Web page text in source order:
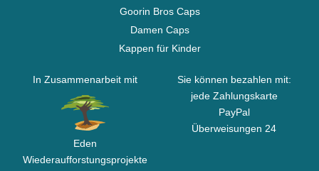
Goorin Bros Caps
Damen Caps
Kappen für Kinder
In Zusammenarbeit mit
Eden
Wiederaufforstungsprojekte
Sie können bezahlen mit:
jede Zahlungskarte
PayPal
Überweisungen 24